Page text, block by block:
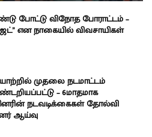
போட்டு விநோத போராட்டம் –
என நாகையில் விவசாயிகள்
முதலை நடமாட்டம்
– 6மாதமாக
நடவடிக்கைகள் தோல்வி
ஆய்வு